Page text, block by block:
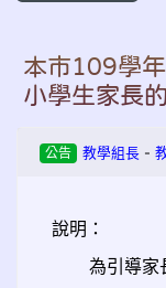
本市109學
小學生家長
公告 教學組長-
說明：
為引導家